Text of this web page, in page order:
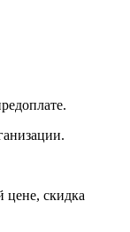
цене, скидка